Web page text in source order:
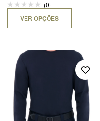
(0)
VER OPÇÕES